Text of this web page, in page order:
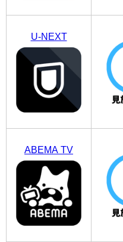
U-NEXT
ABEMA TV